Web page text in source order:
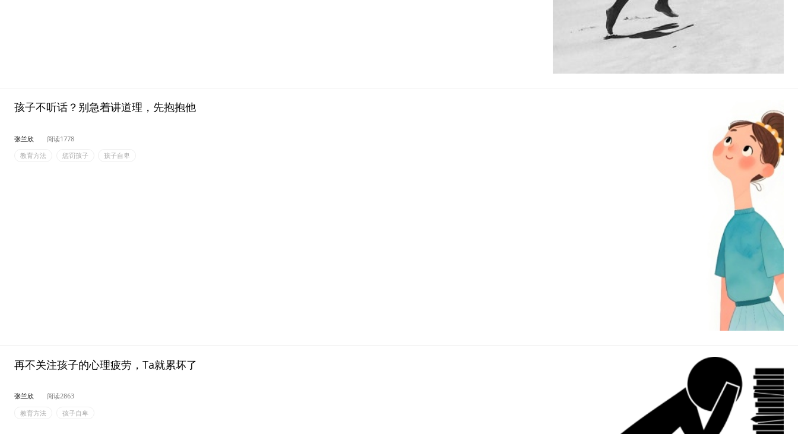
孩子不听话？别急着讲道理，先抱抱他
张兰欣
阅读1778
教育方法
惩罚孩子 孩子自卑
再不关注孩子的心理疲劳，Ta就累坏了
张兰欣
阅读2863
教育方法
孩子自卑